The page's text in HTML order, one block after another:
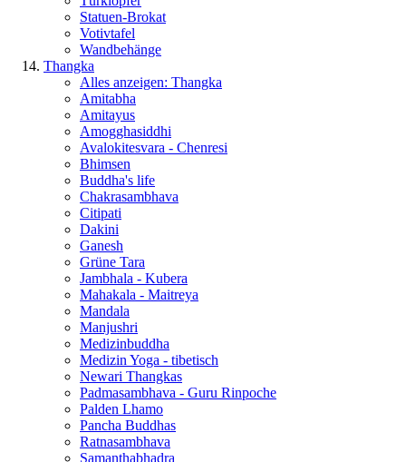
Statuen-Brokat
Votivtafel
Wandbehänge
Thangka
Alles anzeigen: Thangka
Amitabha
Amitayus
Amogghasiddhi
Avalokitesvara - Chenresi
Bhimsen
Buddha's life
Chakrasambhava
Citipati
Dakini
Ganesh
Grüne Tara
Jambhala - Kubera
Mahakala - Maitreya
Mandala
Manjushri
Medizinbuddha
Medizin Yoga - tibetisch
Newari Thangkas
Padmasambhava - Guru Rinpoche
Palden Lhamo
Pancha Buddhas
Ratnasambhava
Samanthabhadra